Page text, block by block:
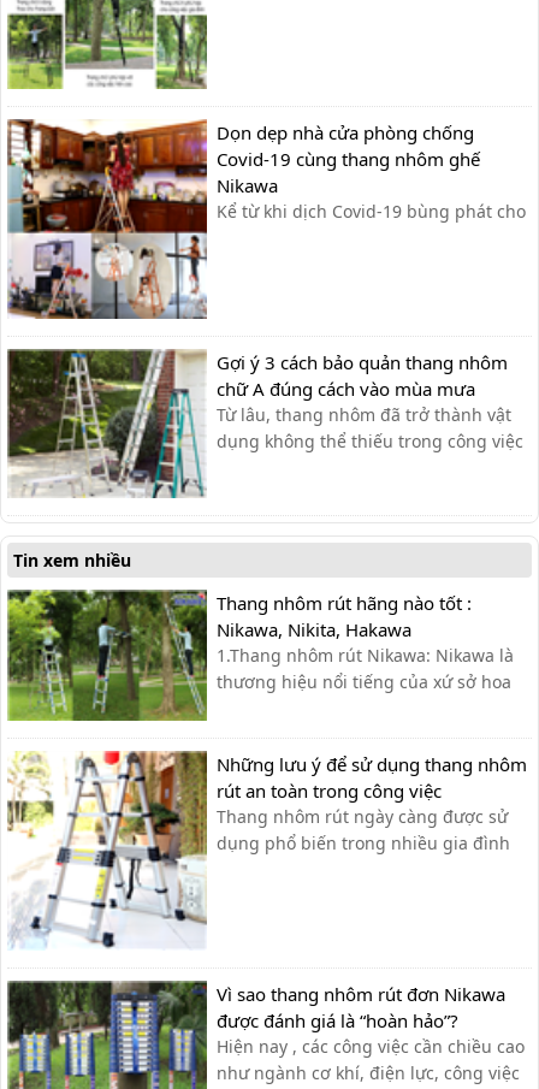
bởi sự tiện dụng mà nó mang lại. Đây
là [...
Dọn dẹp nhà cửa phòng chống
Covid-19 cùng thang nhôm ghế
Nikawa
Kể từ khi dịch Covid-19 bùng phát cho
các vật dụng trên cao rất dễ hút nhiều
bụi bẩn từ bên...
Gợi ý 3 cách bảo quản thang nhôm
chữ A đúng cách vào mùa mưa
Từ lâu, thang nhôm đã trở thành vật
dụng không thể thiếu trong công việc
Ameca hay Nikita,… Với những ưu
điểm vượt trội về chiều cao cũng như
độ an toàn, chắc chắn, khả năng
chịu...
Tin xem nhiều
Thang nhôm rút hãng nào tốt :
Nikawa, Nikita, Hakawa
1.Thang nhôm rút Nikawa: Nikawa là
thương hiệu nổi tiếng của xứ sở hoa
và tiên tiến bậc nhất từ Nhật Bản.
Nikawa chuyên sản xuất và phân phối
các dòng sản phẩm cao cấp như xe
đẩy hàng, thang nhôm và dụng cụ
cầm tay...
Những lưu ý để sử dụng thang nhôm
rút an toàn trong công việc
Thang nhôm rút ngày càng được sử
dụng phổ biến trong nhiều gia đình
người vẫn chủ quan trong việc tìm
hiểu công...
Vì sao thang nhôm rút đơn Nikawa
được đánh giá là “hoàn hảo”?
Hiện nay , các công việc cần chiều cao
như ngành cơ khí, điện lực, công việc